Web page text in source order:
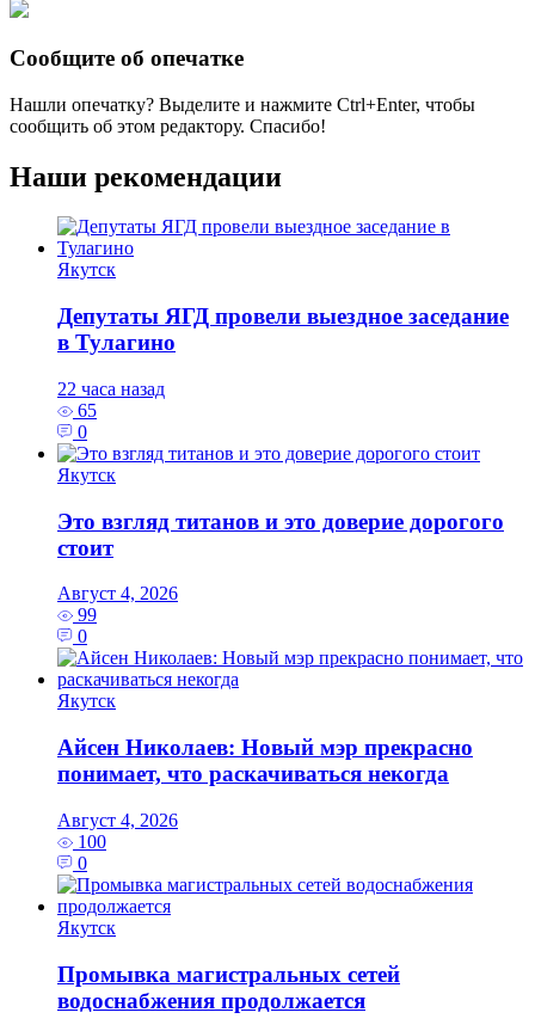
Сообщите об опечатке
Нашли опечатку? Выделите и нажмите Ctrl+Enter, чтобы
сообщить об этом редактору. Спасибо!
Наши рекомендации
Якутск
Депутаты ЯГД провели выездное заседание
в Тулагино
22 часа назад
65
0
Якутск
Это взгляд титанов и это доверие дорогого
стоит
Август 4, 2026
99
0
Якутск
Айсен Николаев: Новый мэр прекрасно
понимает, что раскачиваться некогда
Август 4, 2026
100
0
Якутск
Промывка магистральных сетей
водоснабжения продолжается